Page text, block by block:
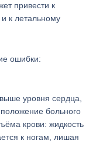
привести к
к летальному
ошибки:
уровня сердца,
больного
крови: жидкость
к ногам, лишая